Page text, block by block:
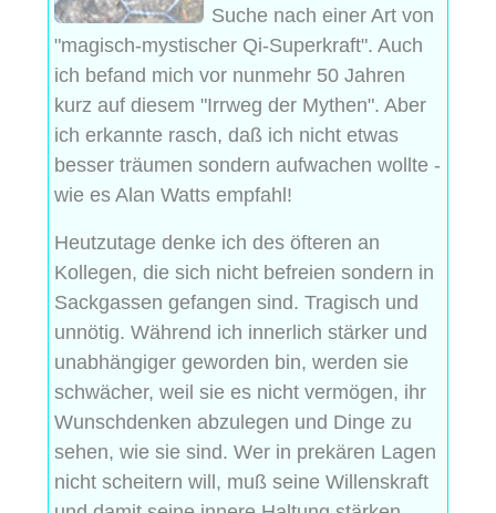
Suche nach einer Art von
"magisch-mystischer Qi-Superkraft". Auch
ich befand mich vor nunmehr 50 Jahren
kurz auf diesem "Irrweg der Mythen". Aber
ich erkannte rasch, daß ich nicht etwas
besser träumen sondern aufwachen wollte -
wie es Alan Watts empfahl!
Heutzutage denke ich des öfteren an
Kollegen, die sich nicht befreien sondern in
Sackgassen gefangen sind. Tragisch und
unnötig. Während ich innerlich stärker und
unabhängiger geworden bin, werden sie
schwächer, weil sie es nicht vermögen, ihr
Wunschdenken abzulegen und Dinge zu
sehen, wie sie sind. Wer in prekären Lagen
nicht scheitern will, muß seine Willenskraft